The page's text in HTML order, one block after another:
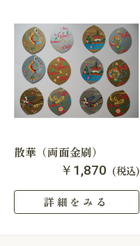
散華（両面金刷）
￥1,870 (税込)
詳細をみる